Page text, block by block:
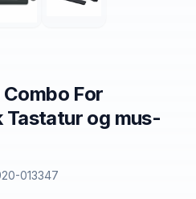
For
Tastatur og mus-
013347